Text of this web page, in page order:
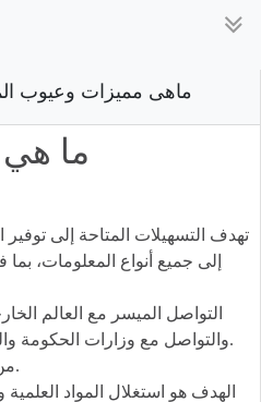
ماهى مميزات وعيوب
ما
تهدف التسهيلات المتاحة إلى
إلى جميع أنواع المعلومات،
التواصل الميسر مع العالم
والتواصل مع وزارات الحكومة والشركات المتنوعة بسهولة.
من خلال الموقع الخاص بهم.
الهدف هو استغلال المواد العلمية